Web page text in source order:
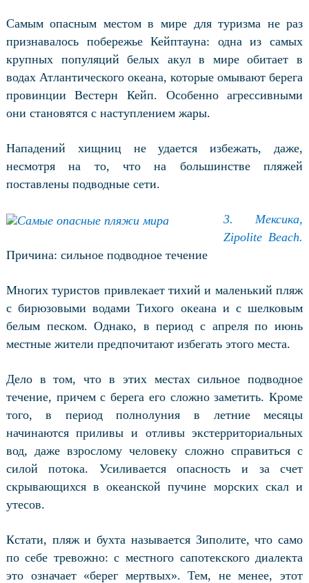
Самым опасным местом в мире для туризма не раз
признавалось побережье Кейптауна: одна из самых
крупных популяций белых акул в мире обитает в
водах Атлантического океана, которые омывают берега
провинции Вестерн Кейп. Особенно агрессивными
они становятся с наступлением жары.
Нападений хищниц не удается избежать, даже,
несмотря на то, что на большинстве пляжей
поставлены подводные сети.
3. Мексика,
Zipolite Beach.
Причина: сильное подводное течение
Многих туристов привлекает тихий и маленький пляж
с бирюзовыми водами Тихого океана и с шелковым
белым песком. Однако, в период с апреля по июнь
местные жители предпочитают избегать этого места.
Дело в том, что в этих местах сильное подводное
течение, причемс берега его сложно заметить. Кроме
того, в период полнолуния в летние месяцы
начинаются приливы и отливы экстерриториальных
вод, даже взрослому человеку сложно справиться с
силой потока. Усиливается опасность и за счет
скрывающихся в океанской пучине морских скал и
утесов.
Кстати, пляж и бухта называется Зиполите, что само
по себе тревожно: с местного сапотекского диалекта
это означает «берег мертвых». Тем, не менее, этот